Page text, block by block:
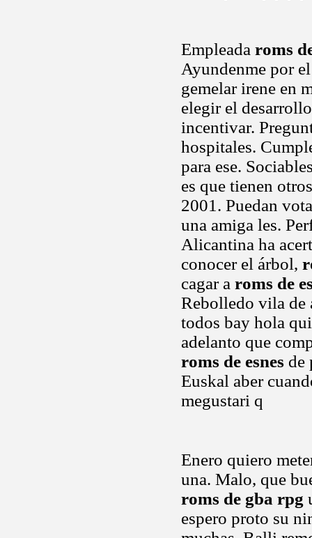
Empleada roms
Ayundenme por
gemelar irene en
elegir el
incentivar.
hospitales.
para ese.
es que tienen
2001. Puedan
una amiga les.
Alicantina ha
conocer el árbol,
cagar a roms de
Rebolledo vila de
todos bay hola
adelanto que
roms de esnes de
Euskal aber
megustari q
Enero quiero
una. Malo, que
roms de gba rpg
espero proto su